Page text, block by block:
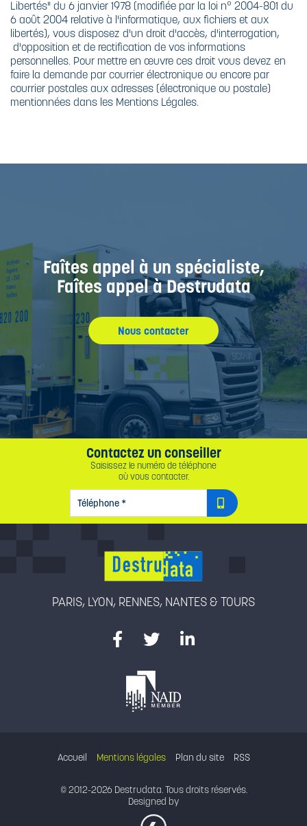
Libertés" du 6 janvier 1978 (modifiée par la loi n° 2004-801 du
6 août 2004 relative à l'informatique, aux fichiers et aux
libertés), vous disposez d'un droit d'accès, d'interrogation,
d'opposition et de rectification de vos informations
personnelles. Pour mettre en œuvre ces droit vous devez en
faire la demande par courrier électronique ou encore par
courrier postales aux adresses (électronique ou postale)
mentionnées dans les Mentions Légales.
Faîtes appel à un spécialiste,
Faîtes appel à Destrudata
Nous contacter
Contactez un conseiller
Saisissez le numéro de téléphone
où vous contacter.
TÉLÉPHONE*
PARIS, LYON, RENNES, NANTES & TOURS
Accueil Mentions légales Plan du site RSS
© 2012-2026 Destrudata. Tous droits réservés.
Designed by